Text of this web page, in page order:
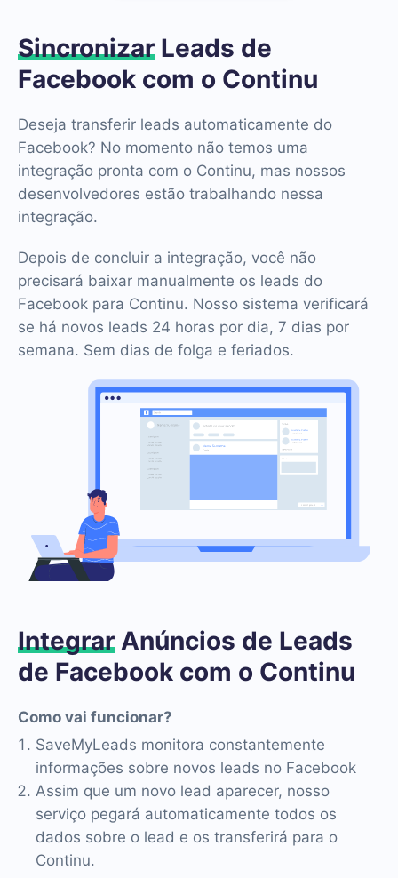
Sincronizar Leads de
Facebook com o Continu
Deseja transferir leads automaticamente do
Facebook? No momento não temos uma
integração pronta com o Continu, mas nossos
desenvolvedores estão trabalhando nessa
integração.
Depois de concluir a integração, você não
precisará baixar manualmente os leads do
Facebook para Continu. Nosso sistema verificará
se há novos leads 24 horas por dia, 7 dias por
semana. Sem dias de folga e feriados.
Integrar Anúncios de Leads
de Facebook com o Continu
Como vai funcionar?
SaveMyLeads monitora constantemente
informações sobre novos leads no Facebook
Assim que um novo lead aparecer, nosso
serviço pegará automaticamente todos os
dados sobre o lead e os transferirá para o
Continu.